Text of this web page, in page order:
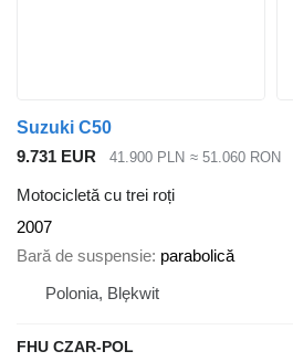
Suzuki C50
9.731 EUR
41.900 PLN ≈ 51.060 RON
Motocicletă cu trei roți
2007
Bară de suspensie parabolică
Polonia, Blękwit
FHU CZAR-POL